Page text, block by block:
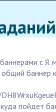
с Я.
баннер
пойдет